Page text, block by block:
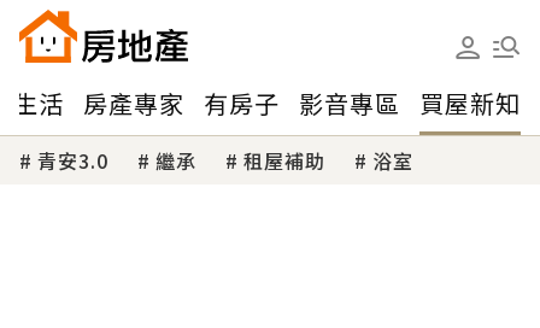
生活 房產專家 有房子 影音專區 買屋新知
青安3.0 繼承 租屋補助 浴室